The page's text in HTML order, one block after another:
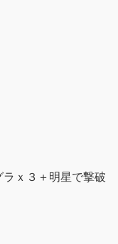
ｘ３＋明星で撃破